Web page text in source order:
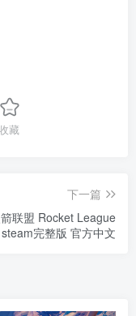
藏
下一篇
联盟 Rocket League
steam完整版 官方中文